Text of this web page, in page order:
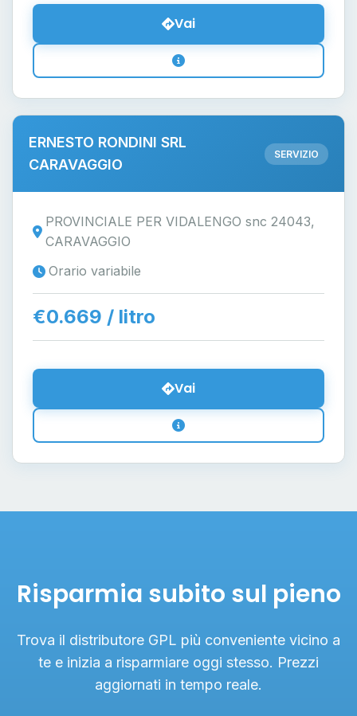
Vai
ERNESTO RONDINI SRL
CARAVAGGIO
SERVIZIO
PROVINCIALE PER VIDALENGO snc 24043,
CARAVAGGIO
Orario variabile
€0.669 / litro
Vai
Risparmia subito sul pieno
Trova il distributore GPL più conveniente vicino a
te e inizia a risparmiare oggi stesso. Prezzi
aggiornati in tempo reale.